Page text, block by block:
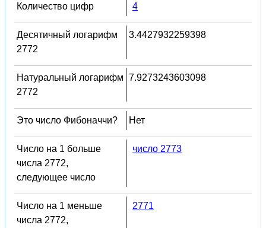
Количество цифр 4
Десятичный логарифм
2772
3.4427932259398
Натуральный логарифм
2772
7.9273243603098
Это число Фибоначчи? Нет
Число на 1 больше
числа 2772,
следующее число
число 2773
Число на 1 меньше
числа 2772,
2771